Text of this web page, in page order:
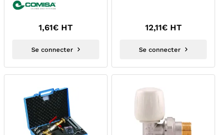
1,61€ HT
Se connecter
12,11€ HT
Se connecter